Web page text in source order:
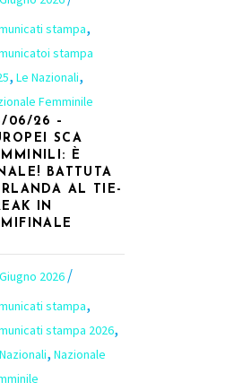
stampa,
stampa
, Le Nazionali,
Femminile
06/26 –
SCA
È
BATTUTA
AL TIE-
IN
2026
stampa,
stampa 2026,
, Nazionale